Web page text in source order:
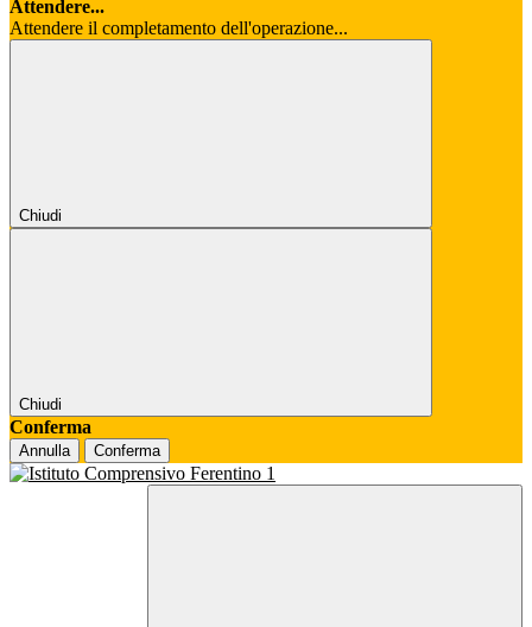
Attendere...
Attendere il completamento dell'operazione...
Chiudi
Chiudi
Conferma
Annulla Conferma